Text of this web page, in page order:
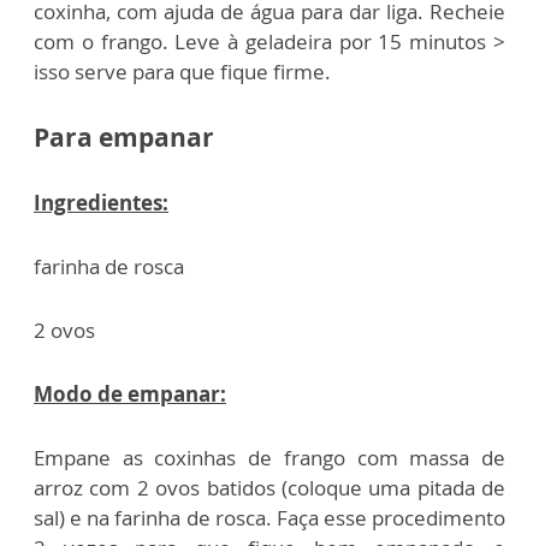
coxinha, com ajuda de água para dar liga. Recheie
com o frango. Leve à geladeira por 15 minutos >
isso serve para que fique firme.
Para empanar
Ingredientes:
farinha de rosca
2 ovos
Modo de empanar:
Empane as coxinhas de frango com massa de
arroz com 2 ovos batidos (coloque uma pitada de
sal) e na farinha de rosca. Faça esse procedimento